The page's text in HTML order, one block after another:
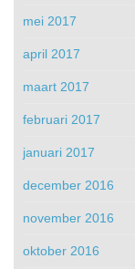
mei 2017
april 2017
maart 2017
februari 2017
januari 2017
december 2016
november 2016
oktober 2016